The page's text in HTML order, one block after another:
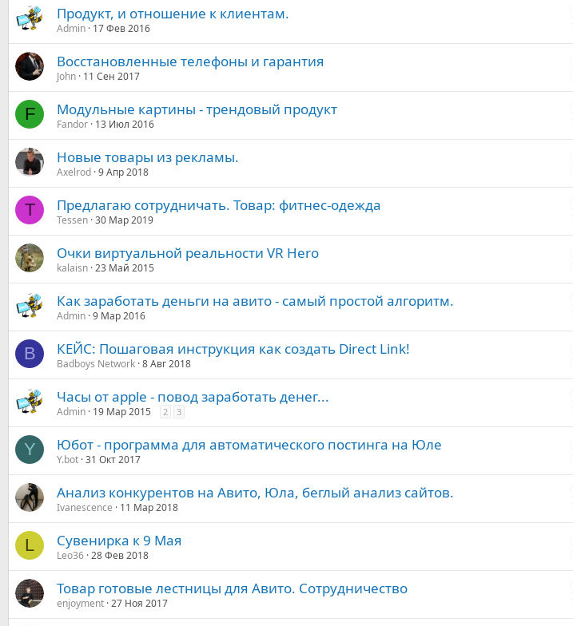
Продукт, и отношение к клиентам.
Admin 17 Фев 2016
Восстановленные телефоны и гарантия
John 11 Сен 2017
F Модульные картины - трендовый продукт
Fandor 13 Июл 2016
Новые товары из рекламы.
Axelrod 9 Апр 2018
T Предлагаю сотрудничать. Товар: фитнес-одежда
Tessen 30 Мар 2019
Очки виртуальной реальности VR Hero
kalaisn 23 Май 2015
Как заработать деньги на авито - самый простой алгоритм.
Admin 9 Мар 2016
B КЕЙС: Пошаговая инструкция как создать Direct Link!
Badboys Network 8 Авг 2018
Часы от apple - повод заработать денег...
Admin 19 Мар 2015 2 3
Y Юбот - программа для автоматического постинга на Юле
Y.bot 31 Окт 2017
Анализ конкурентов на Авито, Юла, беглый анализ сайтов.
Ivanescence 11 Мар 2018
L Сувенирка к 9 Мая
Leo36 28 Фев 2018
Товар готовые лестницы для Авито. Сотрудничество
enjoyment 27 Ноя 2017